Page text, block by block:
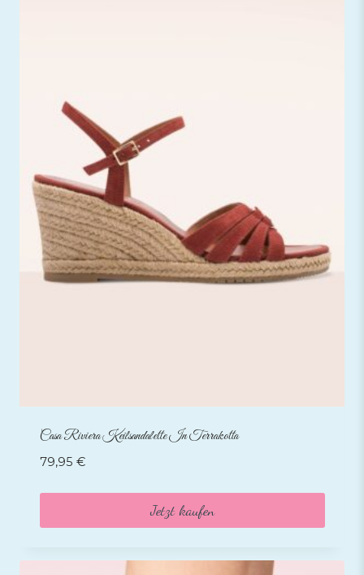
Casa Riviera Keilsandalette In Terrakotta
79,95 €
Jetzt kaufen